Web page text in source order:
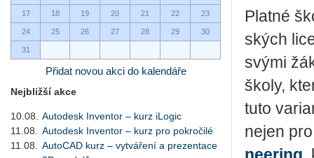
17 18 19 20 21 22 23
24 25 26 27 28 29 30
31
Přidat novou akci do kalendáře
Nejbližší akce
10.08.
Autodesk Inventor – kurz iLogic
11.08.
Autodesk Inventor – kurz pro pokročilé
11.08.
AutoCAD kurz – vytváření a prezentace
Plat­né
ských
svými
školy,
tuto
nejen